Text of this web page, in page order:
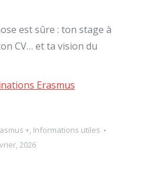
est sûre : ton stage à
CV… et ta vision du
Erasmus
+, Informations utiles
2026